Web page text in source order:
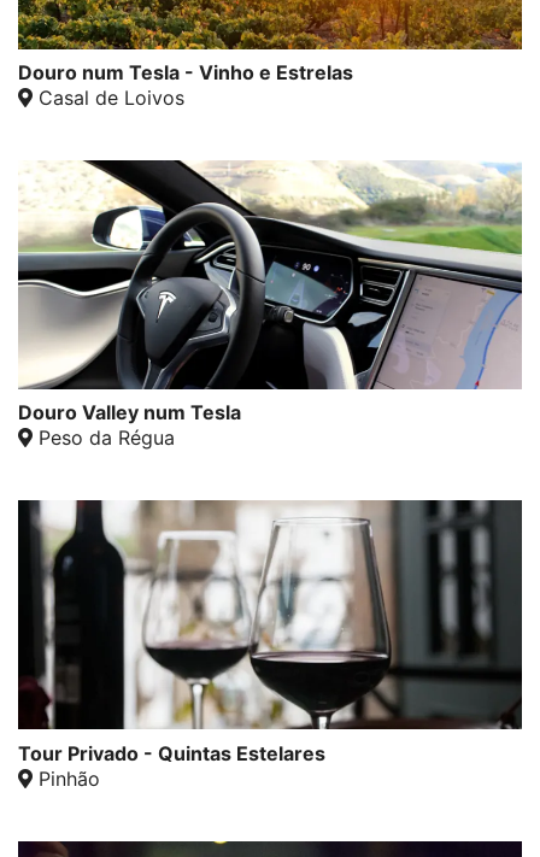
Douro num Tesla - Vinho e Estrelas
Casal de Loivos
Douro Valley num Tesla
Peso da Régua
Tour Privado - Quintas Estelares
Pinhão